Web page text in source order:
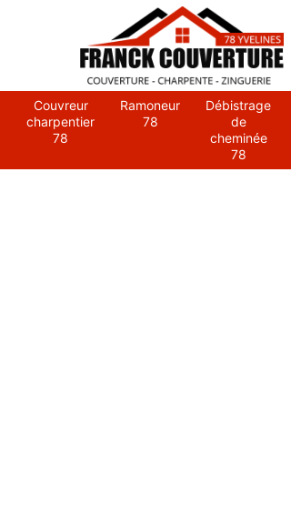
Couvreur
charpentier
78
Ramoneur
78
Débistrage
de
cheminée
78